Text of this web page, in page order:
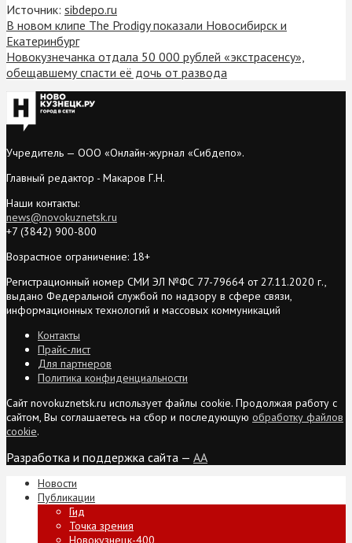
Источник: sibdepo.ru
В новом клипе The Prodigy показали Новосибирск и
Екатеринбург
Новокузнечанка отдала 50 000 рублей «экстрасенсу»,
обещавшему спасти её дочь от развода
Учредитель — ООО «Онлайн-журнал «Сибдепо».
Главный редактор - Макаров Г.Н.
Наши контакты:
news@novokuznetsk.ru
+7 (3842) 900-800
Возрастное ограничение: 18+
Регистрационный номер СМИ ЭЛ №ФС 77-79664 от 27.11.2020 г.,
выдано Федеральной службой по надзору в сфере связи,
информационных технологий и массовых коммуникаций
Контакты
Прайс-лист
Для партнеров
Политика конфиденциальности
Сайт novokuznetsk.ru использует файлы cookie. Продолжая работу с
сайтом, Вы соглашаетесь на сбор и последующую обработку файлов
cookie.
Разработка и поддержка сайта — AA
Новости
Публикации
Гид
Точка зрения
Новокузнецк-400